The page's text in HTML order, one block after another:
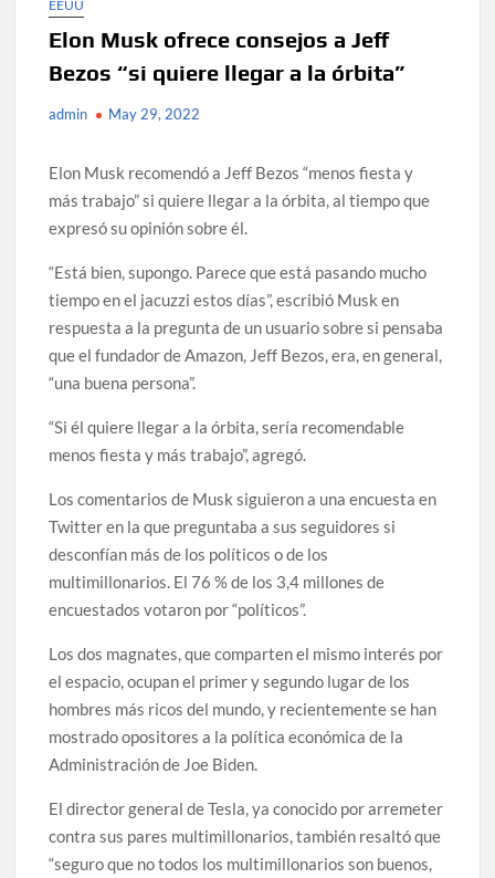
EEUU
Elon Musk ofrece consejos a Jeff
Bezos “si quiere llegar a la órbita”
admin May 29, 2022
Elon Musk recomendó a Jeff Bezos “menos fiesta y
más trabajo” si quiere llegar a la órbita, al tiempo que
expresó su opinión sobre él.
“Está bien, supongo. Parece que está pasando mucho
tiempo en el jacuzzi estos días”, escribió Musk en
respuesta a la pregunta de un usuario sobre si pensaba
que el fundador de Amazon, Jeff Bezos, era, en general,
“una buena persona”.
“Si él quiere llegar a la órbita, sería recomendable
menos fiesta y más trabajo”, agregó.
Los comentarios de Musk siguieron a una encuesta en
Twitter en la que preguntaba a sus seguidores si
desconfían más de los políticos o de los
multimillonarios. El 76 % de los 3,4 millones de
encuestados votaron por “políticos”.
Los dos magnates, que comparten el mismo interés por
el espacio, ocupan el primer y segundo lugar de los
hombres más ricos del mundo, y recientemente se han
mostrado opositores a la política económica de la
Administración de Joe Biden.
El director general de Tesla, ya conocido por arremeter
contra sus pares multimillonarios, también resaltó que
“seguro que no todos los multimillonarios son buenos,